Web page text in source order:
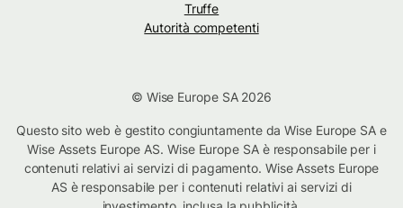
Truffe
Autorità competenti
© Wise Europe SA 2026
Questo sito web è gestito congiuntamente da Wise Europe SA e
Wise Assets Europe AS. Wise Europe SA è responsabile per i
contenuti relativi ai servizi di pagamento. Wise Assets Europe
AS è responsabile per i contenuti relativi ai servizi di